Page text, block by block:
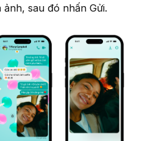
sau đó nhấn Gửi.